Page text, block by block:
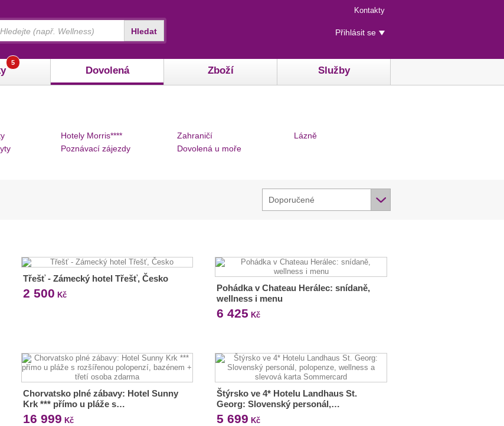
Menu
rychlého
přístupu
Kontakty
Uživatelské
menu
Přihlásit se
5
Dovolená Zboží Služby
Hledat
Hotely Morris****
Poznávací zájezdy
Zahraničí
Dovolená u moře
Lázně
Doporučené
Třešť - Zámecký hotel Třešť, Česko
2 500 Kč
Pohádka v Chateau Herálec: snídaně,
wellness i menu
6 425 Kč
Chorvatsko plné zábavy: Hotel Sunny
Krk *** přímo u pláže s…
16 999 Kč
Štýrsko ve 4* Hotelu Landhaus St.
Georg: Slovenský personál,…
5 699 Kč